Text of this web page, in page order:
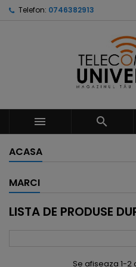
Telefon: 0746382913
 
ACASA
MARCI
LISTA DE PRODUSE
Se afiseaza 1-